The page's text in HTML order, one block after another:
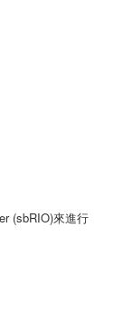
(sbRIO)來進行